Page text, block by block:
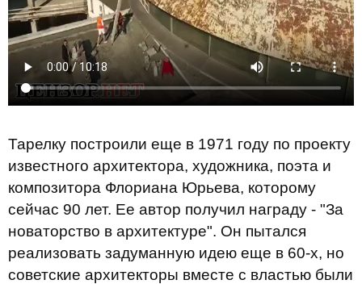
Тарелку построили еще в 1971 году по проекту
известного архитектора, художника, поэта и
композитора Флориана Юрьева, которому
сейчас 90 лет. Ее автор получил награду - "За
новаторство в архитектуре". Он пытался
реализовать задуманную идею еще в 60-х, но
советские архитекторы вместе с властью были